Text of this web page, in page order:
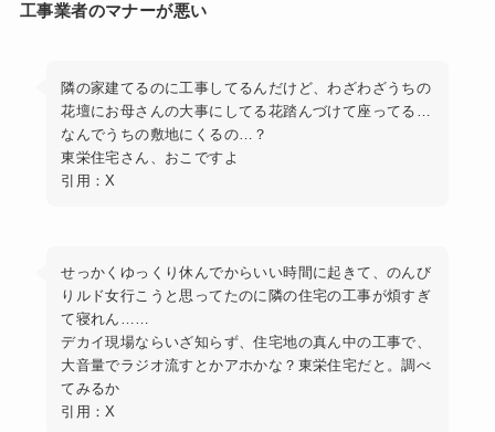
工事業者のマナーが悪い
隣の家建てるのに工事してるんだけど、わざわざうちの
花壇にお母さんの大事にしてる花踏んづけて座ってる…
なんでうちの敷地にくるの…？
東栄住宅さん、おこですよ
引用：X
せっかくゆっくり休んでからいい時間に起きて、のんび
りルド女行こうと思ってたのに隣の住宅の工事が煩すぎ
て寝れん……
デカイ現場ならいざ知らず、住宅地の真ん中の工事で、
大音量でラジオ流すとかアホかな？東栄住宅だと。調べ
てみるか
引用：X